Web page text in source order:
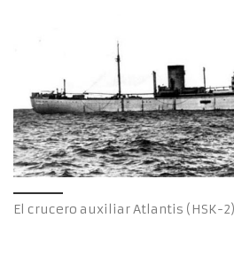
El crucero auxiliar Atlantis (HSK-2)